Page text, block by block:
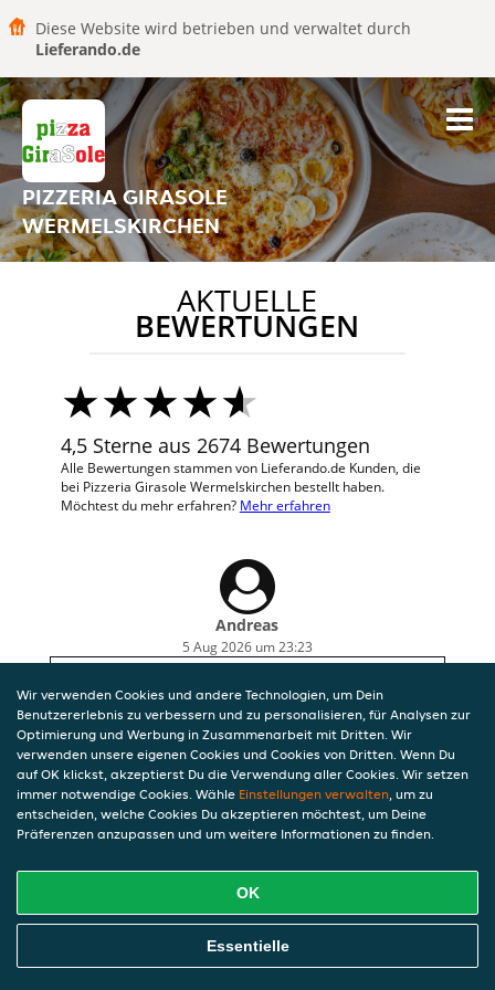
Diese Website wird betrieben und verwaltet durch
Lieferando.de
PIZZERIA GIRASOLE
WERMELSKIRCHEN
AKTUELLE
BEWERTUNGEN
4,5 Sterne aus 2674 Bewertungen
Alle Bewertungen stammen von Lieferando.de Kunden, die
bei Pizzeria Girasole Wermelskirchen bestellt haben.
Möchtest du mehr erfahren? Mehr erfahren
Andreas
5 Aug 2026 um 23:23
Wir verwenden Cookies und andere Technologien, um Dein
Benutzererlebnis zu verbessern und zu personalisieren, für Analysen zur
Optimierung und Werbung in Zusammenarbeit mit Dritten. Wir
verwenden unsere eigenen Cookies und Cookies von Dritten. Wenn Du
auf OK klickst, akzeptierst Du die Verwendung aller Cookies. Wir setzen
immer notwendige Cookies. Wähle Einstellungen verwalten, um zu
entscheiden, welche Cookies Du akzeptieren möchtest, um Deine
Präferenzen anzupassen und um weitere Informationen zu finden.
OK
Essentielle